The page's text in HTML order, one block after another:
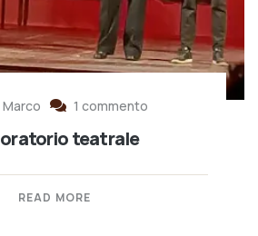
Marco 1 commento
teatrale
READ MORE